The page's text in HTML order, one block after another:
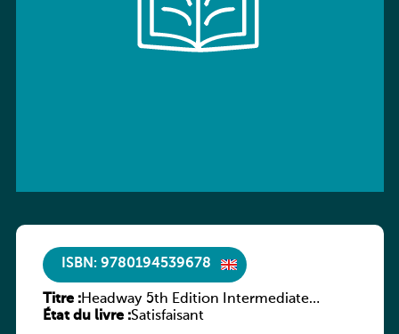
ISBN: 9780194539678
Titre :Headway 5th Edition Intermediate
Workbook without key
État du livre :Satisfaisant